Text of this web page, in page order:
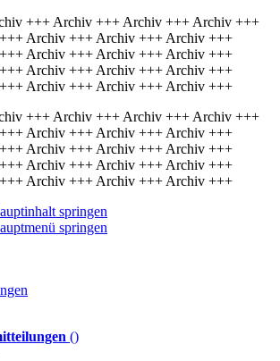
+++ Archiv +++ Archiv +++ Archiv +++
Archiv +++ Archiv +++ Archiv +++
Archiv +++ Archiv +++ Archiv +++
Archiv +++ Archiv +++ Archiv +++
Archiv +++ Archiv +++ Archiv +++
+++ Archiv +++ Archiv +++ Archiv +++
Archiv +++ Archiv +++ Archiv +++
Archiv +++ Archiv +++ Archiv +++
Archiv +++ Archiv +++ Archiv +++
Archiv +++ Archiv +++ Archiv +++
springen
springen
()